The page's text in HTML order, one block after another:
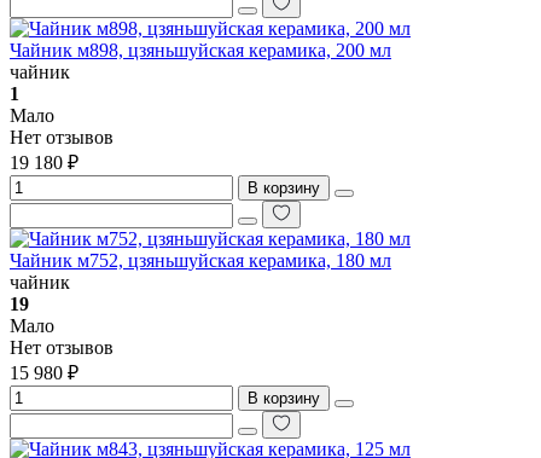
Чайник м898, цзяньшуйская керамика, 200 мл
чайник
1
Мало
Нет отзывов
19 180 ₽
В корзину
Чайник м752, цзяньшуйская керамика, 180 мл
чайник
19
Мало
Нет отзывов
15 980 ₽
В корзину